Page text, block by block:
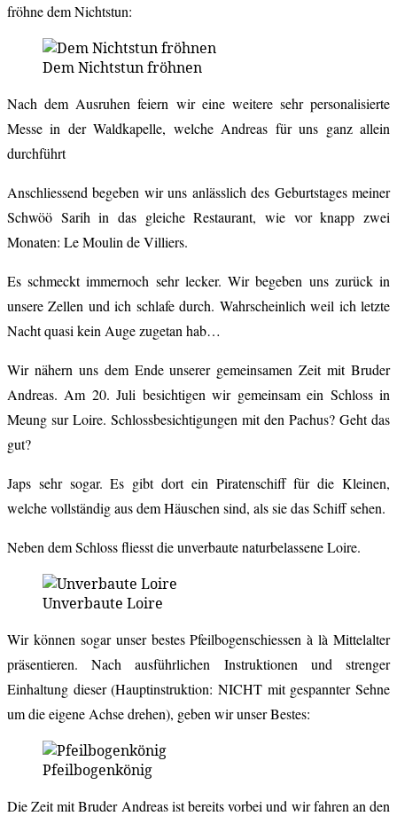
fröhne dem Nichtstun:
Dem Nichtstun fröhnen
Nach dem Ausruhen feiern wir eine weitere sehr personalisierte
Messe in der Waldkapelle, welche Andreas für uns ganz allein
durchführt
Anschliessend begeben wir uns anlässlich des Geburtstages meiner
Schwöö Sarih in das gleiche Restaurant, wie vor knapp zwei
Monaten: Le Moulin de Villiers.
Es schmeckt immernoch sehr lecker. Wir begeben uns zurück in
unsere Zellen und ich schlafe durch. Wahrscheinlich weil ich letzte
Nacht quasi kein Auge zugetan hab…
Wir nähern uns dem Ende unserer gemeinsamen Zeit mit Bruder
Andreas. Am 20. Juli besichtigen wir gemeinsam ein Schloss in
Meung sur Loire. Schlossbesichtigungen mit den Pachus? Geht das
gut?
Japs sehr sogar. Es gibt dort ein Piratenschiff für die Kleinen,
welche vollständig aus dem Häuschen sind, als sie das Schiff sehen.
Neben dem Schloss fliesst die unverbaute naturbelassene Loire.
Unverbaute Loire
Wir können sogar unser bestes Pfeilbogenschiessen à là Mittelalter
präsentieren. Nach ausführlichen Instruktionen und strenger
Einhaltung dieser (Hauptinstruktion: NICHT mit gespannter Sehne
um die eigene Achse drehen), geben wir unser Bestes:
Pfeilbogenkönig
Die Zeit mit Bruder Andreas ist bereits vorbei und wir fahren an den